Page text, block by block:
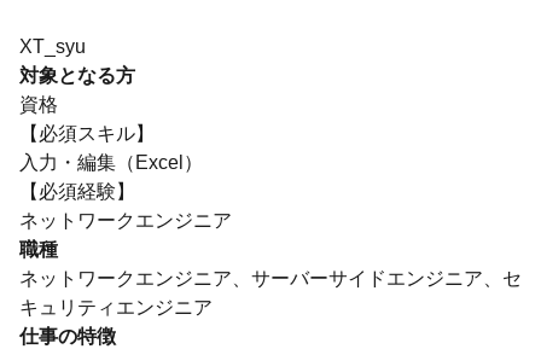
XT_syu
対象となる方
資格
【必須スキル】
入力・編集（Excel）
【必須経験】
ネットワークエンジニア
職種
ネットワークエンジニア、サーバーサイドエンジニア、セ
キュリティエンジニア
仕事の特徴